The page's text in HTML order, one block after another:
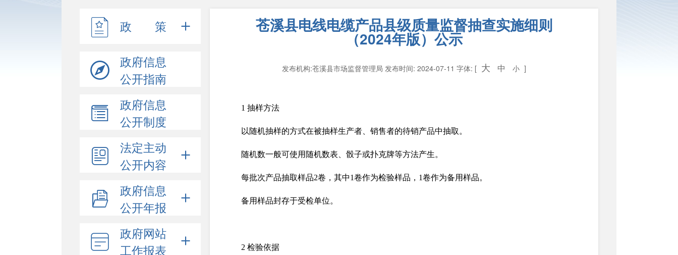
政 策
政府信息
公开指南
政府信息
公开制度
法定主动
公开内容
政府信息
公开年报
政府网站
工作报表
苍溪县电线电缆产品县级质量监督抽查实施细则
（2024年版）公示
发布机构:苍溪县市场监督管理局 发布时间: 2024-07-11 字体: [ 大 中 小 ]
1 抽样方法
以随机抽样的方式在被抽样生产者、销售者的待销产品中抽取。
随机数一般可使用随机数表、骰子或扑克牌等方法产生。
每批次产品抽取样品2卷，其中1卷作为检验样品，1卷作为备用样品。
备用样品封存于受检单位。
2 检验依据